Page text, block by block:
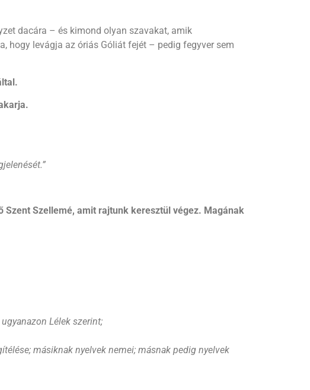
dacára – és kimond olyan szavakat, amik
hogy levágja az óriás Góliát fejét – pedig fegyver sem
”
Szellemé, amit rajtunk keresztül végez. Magának
Lélek szerint;
másiknak nyelvek nemei; másnak pedig nyelvek